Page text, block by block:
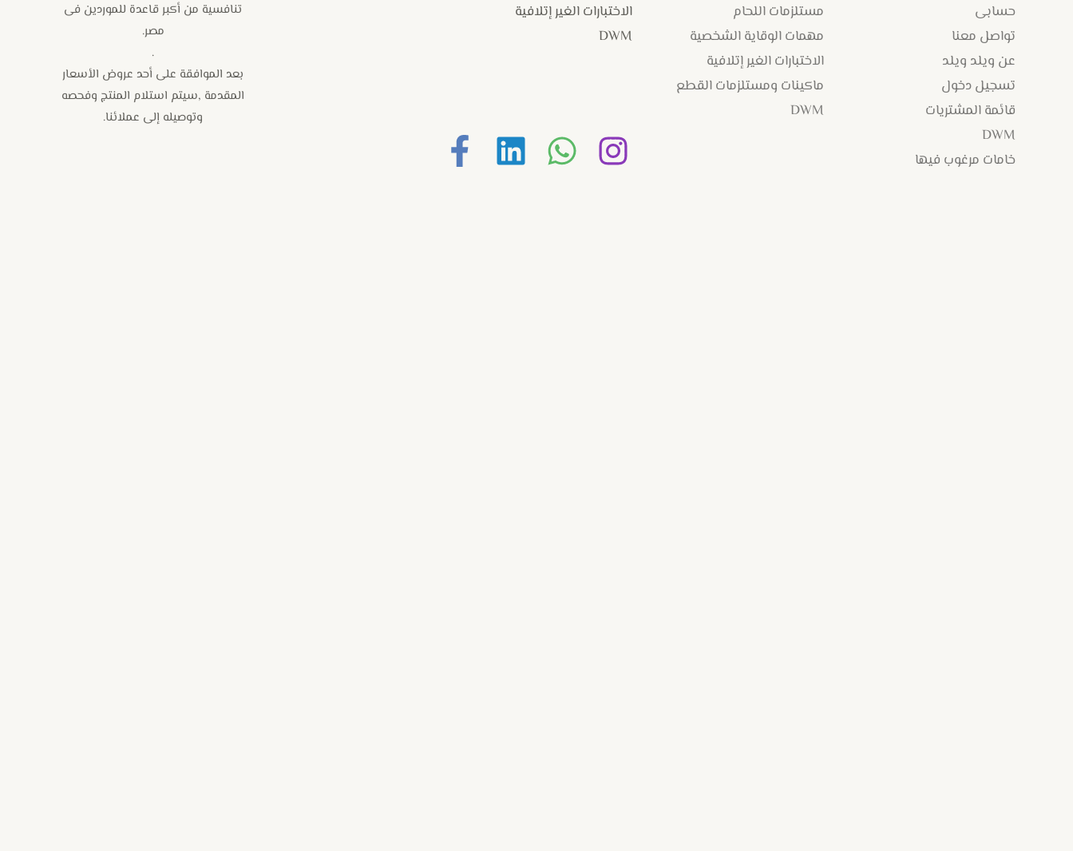
حسابى
تواصل معنا
عن ويلد ويلد
تسجيل دخول
قائمة المشتريات
DWM
خامات مرغوب فيها
مستلزمات اللحام
مهمات الوقاية الشخصية
الاختبارات الغير إتلافية
ماكينات ومستلزمات القطع
DWM
الاختبارات الغير إتلافية
DWM
تنافسية من أكبر قاعدة للموردين فى
مصر.
.
بعد الموافقة على أحد عروض الأسعار
المقدمة ,سيتم استلام المنتج وفحصه
وتوصيله إلى عملائنا.